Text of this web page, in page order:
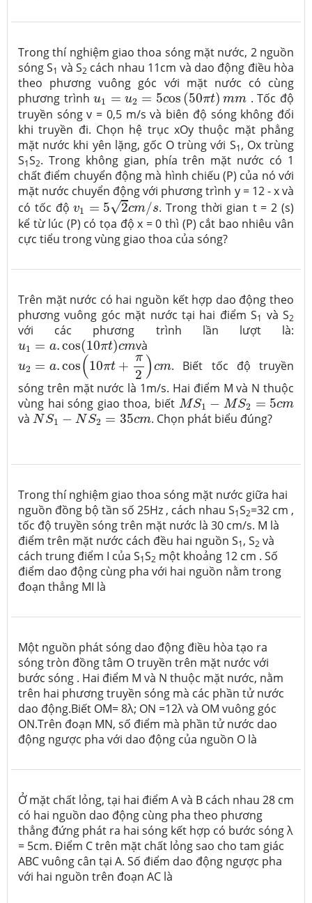
Trong thí nghiệm giao thoa sóng mặt nước, 2 nguồn
sóng S1 và S2 cách nhau 11cm và dao động điều hòa
theo phương vuông góc với mặt nước có cùng
phương trìnhu1 = u2 = 5cos (50πt) mm
u1=u2 =5cos(50πt)mm
. Tốc độ
truyền sóng v = 0,5 m/s và biên độ sóng không đổi
khi truyền đi. Chọn hệ trục xOy thuộc mặt phẳng
mặt nước khi yên lặng, gốc O trùng với S1, Ox trùng
S1S2. Trong không gian, phía trên mặt nước có 1
chất điểm chuyển động mà hình chiếu (P) của nó với
mặt nước chuyển động với phương trình y = 12 - x và
có tốc độv1 = 5√2cm/s
v1=52 cm/s
. Trong thời gian t = 2 (s)
kể từ lúc (P) có tọa độ x = 0 thì (P) cắt bao nhiêu vân
cực tiểu trong vùng giao thoa của sóng?
Trên mặt nước có hai nguồn kết hợp dao động theo
phương vuông góc mặt nước tại hai điểm S1 và S2
với các phương trình lần lượt là:
u1 = a.cos(10πt)cm
u1 .cos(10πt)cm và
u2 = a.cos(10πt +
π
2 )cm
u2 =a .cos(10πt+π2)cm
. Biết tốc độ truyền
sóng trên mặt nước là 1m/s. Hai điểm M và N thuộc
vùng hai sóng giao thoa, biết MS1 − MS2 = 5cm
MS1−MS2=5c m
và NS1 − NS2 = 35cm
NS1− NS2=35cm . Chọn phát biểu đúng?
Trong thí nghiệm giao thoa sóng mặt nước giữa hai
nguồn đồng bộ tần số 25Hz , cách nhau S1S2=32 cm ,
tốc độ truyền sóng trên mặt nước là 30 cm/s. M là
điểm trên mặt nước cách đều hai nguồn S1, S­2 và
cách trung điểm I của S1S2 một khoảng 12 cm . Số
điểm dao động cùng pha với hai nguồn nằm trong
đoạn thẳng MI là
Một nguồn phát sóng dao động điều hòa tạo ra
sóng tròn đồng tâm O truyền trên mặt nước với
bước sóng . Hai điểm M và N thuộc mặt nước, nằm
trên hai phương truyền sóng mà các phần tử nước
dao động.Biết OM= 8λ; ON =12λ và OM vuông góc
ON.Trên đoạn MN, số điểm mà phần tử nước dao
động ngược pha với dao động của nguồn O là
Ở mặt chất lỏng, tại hai điểm A và B cách nhau 28 cm
có hai nguồn dao động cùng pha theo phương
thẳng đứng phát ra hai sóng kết hợp có bước sóng λ
= 5cm. Điểm C trên mặt chất lỏng sao cho tam giác
ABC vuông cân tại A. Số điểm dao động ngược pha
với hai nguồn trên đoạn AC là